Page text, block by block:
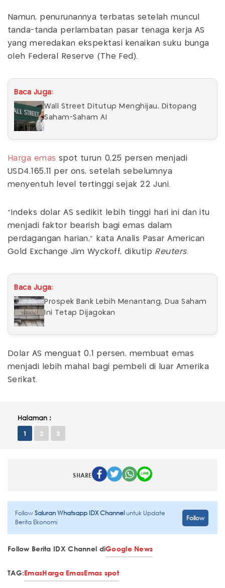
Namun, penurunannya terbatas setelah muncul
tanda-tanda perlambatan pasar tenaga kerja AS
yang meredakan ekspektasi kenaikan suku bunga
oleh Federal Reserve (The Fed).
Baca Juga:
Wall Street Ditutup Menghijau, Ditopang
Saham-Saham AI
Harga emas spot turun 0,25 persen menjadi
USD4.165,11 per ons, setelah sebelumnya
menyentuh level tertinggi sejak 22 Juni.
"Indeks dolar AS sedikit lebih tinggi hari ini dan itu
menjadi faktor bearish bagi emas dalam
perdagangan harian," kata Analis Pasar American
Gold Exchange Jim Wyckoff, dikutip Reuters.
Baca Juga:
Prospek Bank Lebih Menantang, Dua Saham
Ini Tetap Dijagokan
Dolar AS menguat 0,1 persen, membuat emas
menjadi lebih mahal bagi pembeli di luar Amerika
Serikat.
Halaman :
1 2 3
SHARE
FollowSaluran Whatsapp IDX Channeluntuk Update
Berita Ekonomi
Follow
Follow Berita IDX Channel diGoogle News
TAG:EmasHarga EmasEmas spot